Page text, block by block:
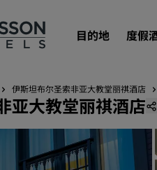
目的地 度假
伊斯坦布尔圣索非亚大教堂丽祺酒店
亚大教堂丽祺酒店